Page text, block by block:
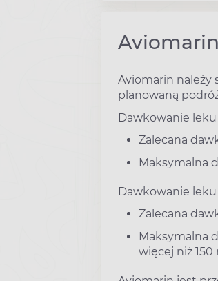
Aviomarin należy
planowaną
Dawkowanie leku
Zalecana
Maksymalna
Dawkowanie
Zalecana
Maksymalna
więcej niż